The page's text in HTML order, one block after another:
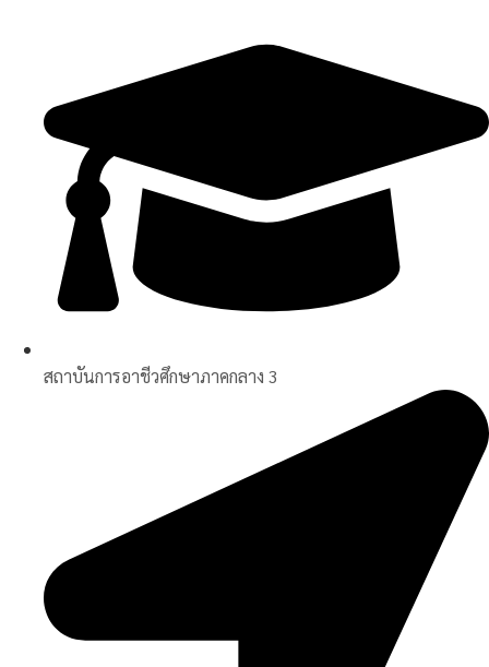
สถาบันการอาชีวศึกษาภาคกลาง 3